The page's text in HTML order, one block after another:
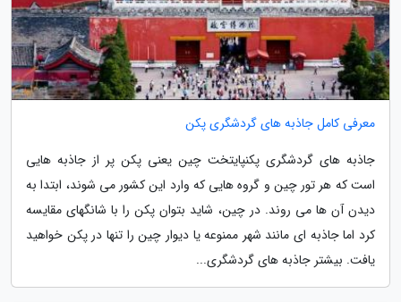
معرفی کامل جاذبه های گردشگری پکن
جاذبه های گردشگری پکنپایتخت چین یعنی پکن پر از جاذبه هایی
است که هر تور چین و گروه هایی که وارد این کشور می شوند، ابتدا به
دیدن آن ها می روند. در چین، شاید بتوان پکن را با شانگهای مقایسه
کرد اما جاذبه ای مانند شهر ممنوعه یا دیوار چین را تنها در پکن خواهید
یافت. بیشتر جاذبه های گردشگری...